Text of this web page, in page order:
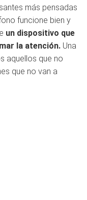
más pensadas
funcione bien y
un dispositivo que
la atención. Una
aquellos que no
que no van a